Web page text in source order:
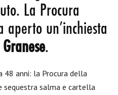
La Procura
aperto un’inchiesta
Granese.
48 anni: la Procura della
sequestra salma e cartella